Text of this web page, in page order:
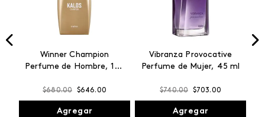
Winner Champion
Perfume de Hombre, 100
$680.00 $646.00
Agregar
Vibranza Provocative
Perfume de Mujer, 45 ml
$740.00 $703.00
Agregar